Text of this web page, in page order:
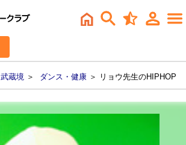
武蔵境 ＞ ダンス・健康 ＞ リョウ先生のHIPHOP